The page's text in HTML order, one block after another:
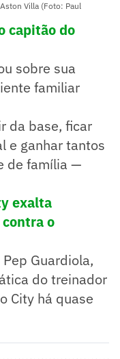
Villa (Foto: Paul
capitão do
sobre sua
familiar
da base, ficar
e ganhar tantos
de família —
exalta
o
Guardiola,
do treinador
City há quase